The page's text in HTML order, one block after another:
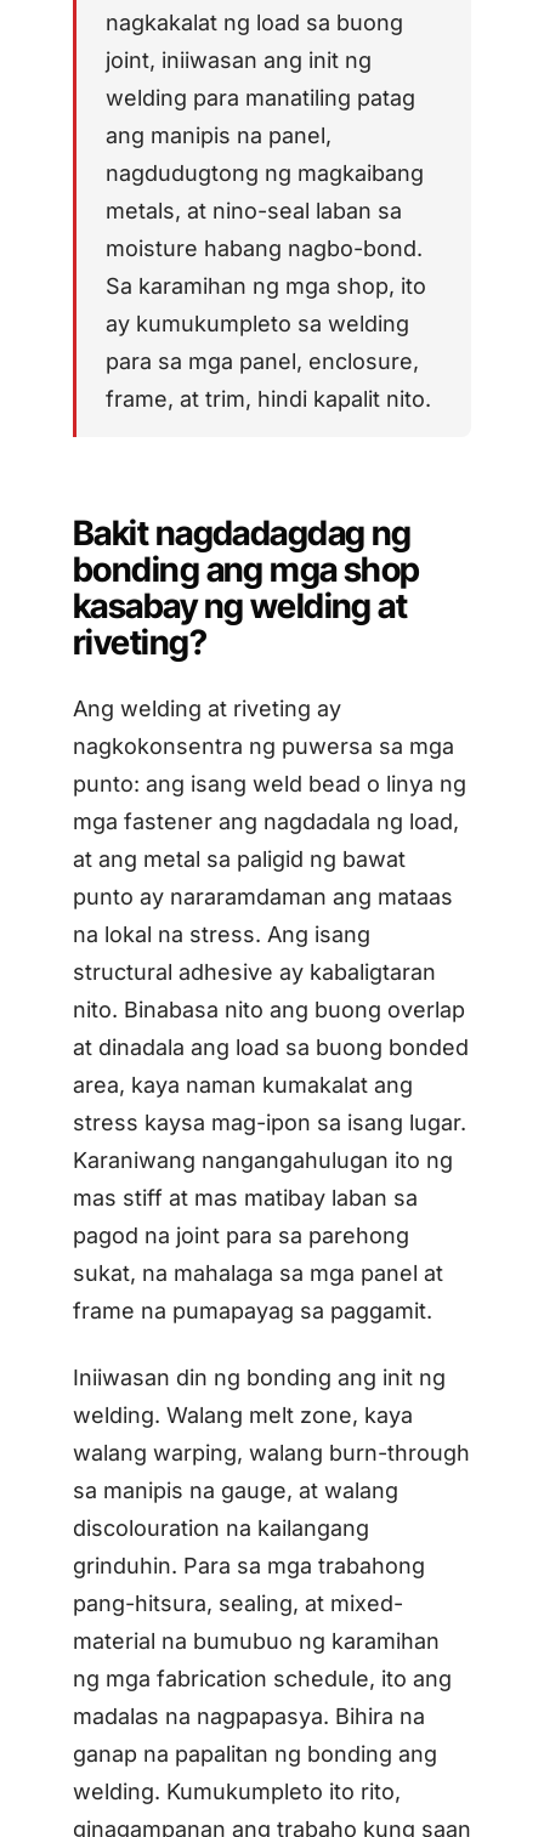
AFT 1200GF
Acrylic Foam Tape
AFT 2064WF
Acrylic Foam Tape
MAG-BROWSE PA→
Mga composite at
fibreglass
nagkakalat ng load sa buong
joint, iniiwasan ang init ng
welding para manatiling patag
ang manipis na panel,
nagdudugtong ng magkaibang
metals, at nino-seal laban sa
moisture habang nagbo-bond.
Sa karamihan ng mga shop, ito
ay kumukumpleto sa welding
para sa mga panel, enclosure,
frame, at trim, hindi kapalit nito.
Bakit nagdadagdag ng
bonding ang mga shop
kasabay ng welding at
riveting?
Ang welding at riveting ay
nagkokonsentra ng puwersa sa mga
punto: ang isang weld bead o linya ng
mga fastener ang nagdadala ng load,
at ang metal sa paligid ng bawat
punto ay nararamdaman ang mataas
na lokal na stress. Ang isang
structural adhesive ay kabaligtaran
nito. Binabasa nito ang buong overlap
at dinadala ang load sa buong bonded
area, kaya naman kumakalat ang
stress kaysa mag-ipon sa isang lugar.
Karaniwang nangangahulugan ito ng
mas stiff at mas matibay laban sa
pagod na joint para sa parehong
sukat, na mahalaga sa mga panel at
frame na pumapayag sa paggamit.
Iniiwasan din ng bonding ang init ng
welding. Walang melt zone, kaya
walang warping, walang burn-through
sa manipis na gauge, at walang
discolouration na kailangang
grinduhin. Para sa mga trabahong
pang-hitsura, sealing, at mixed-
material na bumubuo ng karamihan
ng mga fabrication schedule, ito ang
madalas na nagpapasya. Bihira na
ganap na papalitan ng bonding ang
welding. Kumukumpleto ito rito,
ginagampanan ang trabaho kung saan